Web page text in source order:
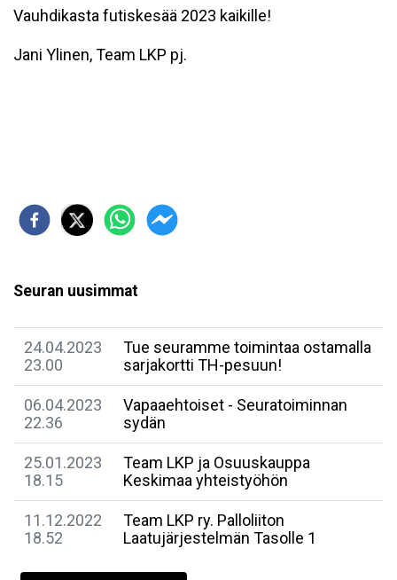
Vauhdikasta futiskesää 2023 kaikille!
Jani Ylinen, Team LKP pj.
Seuran uusimmat
24.04.2023
23.00
Tue seuramme toimintaa ostamalla
sarjakortti TH-pesuun!
06.04.2023
22.36
Vapaaehtoiset - Seuratoiminnan
sydän
25.01.2023
18.15
Team LKP ja Osuuskauppa
Keskimaa yhteistyöhön
11.12.2022
18.52
Team LKP ry. Palloliiton
Laatujärjestelmän Tasolle 1